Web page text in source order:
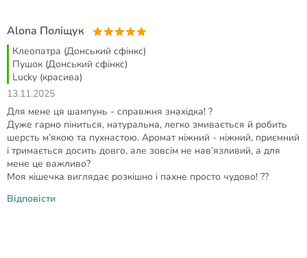
Alona Поліщук
Клеопатра (Донський сфінкс)
Пушок (Донський сфінкс)
Lucky (красива)
13.11.2025
Для мене ця шампунь - справжня знахідка! ?
Дуже гарно піниться, натуральна, легко змивається й робить
шерсть м’якою та пухнастою. Аромат ніжний - ніжний, приємний
і тримається досить довго, але зовсім не нав’язливий, а для
мене це важливо?
Моя кішечка виглядає розкішно і пахне просто чудово! ??
Відповісти